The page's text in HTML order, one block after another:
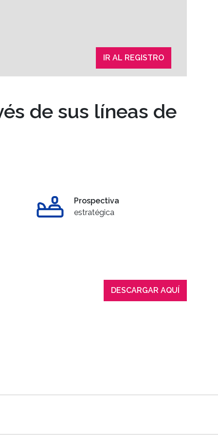
IR AL REGISTRO
de sus líneas de
Prospectiva
estratégica
DESCARGAR AQUÍ